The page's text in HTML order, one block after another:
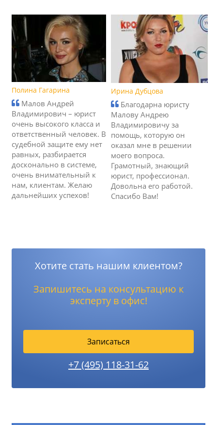
Полина Гагарина
Малов Андрей
Владимирович – юрист
очень высокого класса и
ответственный человек. В
судебной защите ему нет
равных, разбирается
досконально в системе,
очень внимательный к
нам, клиентам. Желаю
дальнейших успехов!
Ирина Дубцова
Благодарна юристу
Малову Андрею
Владимировичу за
помощь, которую он
оказал мне в решении
моего вопроса.
Грамотный, знающий
юрист, профессионал.
Довольна его работой.
Спасибо Вам!
Хотите стать нашим клиентом?
Запишитесь на консультацию к
эксперту в офис!
Записаться
+7 (495) 118-31-62